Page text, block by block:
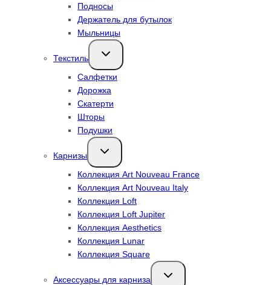
Подносы
Держатель для бутылок
Мыльницы
Текстиль
Переключить
дочернее
Салфетки
Дорожка
Скатерти
Шторы
Подушки
Карнизы
Переключить
дочернее
Коллекция Art Nouveau France
Коллекция Art Nouveau Italy
Коллекция Loft
Коллекция Loft Jupiter
Коллекция Aesthetics
Коллекция Lunar
Коллекция Square
Аксессуары для карниза
Переключить
дочернее